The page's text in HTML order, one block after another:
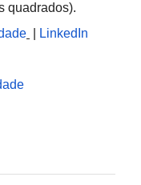
quadrados).
LinkedIn